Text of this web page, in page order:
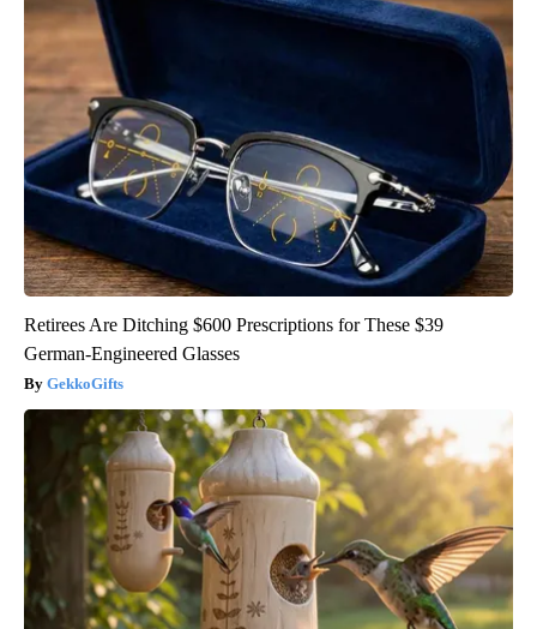
Retirees Are Ditching $600 Prescriptions for These $39
German-Engineered Glasses
GekkoGifts